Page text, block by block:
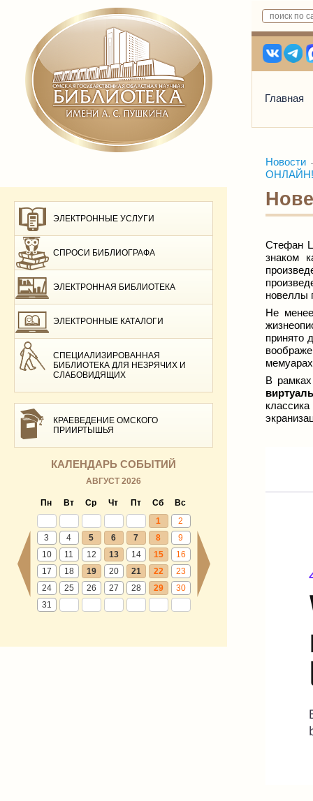
Главная
ЭЛЕКТРОННЫЕ УСЛУГИ
СПРОСИ БИБЛИОГРАФА
ЭЛЕКТРОННАЯ БИБЛИОТЕКА
ЭЛЕКТРОННЫЕ КАТАЛОГИ
СПЕЦИАЛИЗИРОВАННАЯ
БИБЛИОТЕКА ДЛЯ НЕЗРЯЧИХ И
СЛАБОВИДЯЩИХ
КРАЕВЕДЕНИЕ ОМСКОГО
ПРИИРТЫШЬЯ
КАЛЕНДАРЬ СОБЫТИЙ
АВГУСТ 2026
Пн Вт Ср Чт Пт Сб
Вс
1
2
3
4 5 6 7 8
9
10
11 12 13 14 15
16
17
18 19 20 21 22
23
24
25 26 27 28 29
30
31
Новости
ОНЛАЙН!
Стефан
знаком
новеллы
Не
принято
В